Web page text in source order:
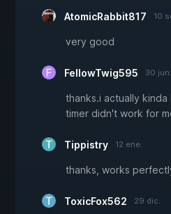
AtomicRabbit817 10
very good
FellowTwig595 30 jun.
thanks.i actually
timer didn't work for
Tippistry 12 ene.
thanks, works
ToxicFox562 29 dic.